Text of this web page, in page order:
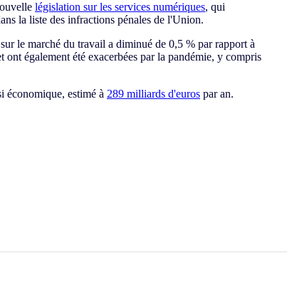
législation sur les services numériques, qui
la liste des infractions pénales de l'Union.
le marché du travail a diminué de 0,5 % par rapport à
également été exacerbées par la pandémie, y compris
économique, estimé à 289 milliards d'euros par an.